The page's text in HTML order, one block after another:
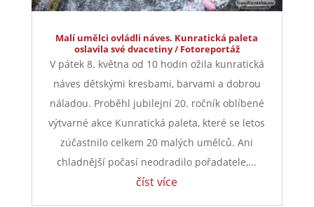
Malí umělci ovládli náves. Kunratická paleta
oslavila své dvacetiny / Fotoreportáž
V pátek 8. května od 10 hodin ožila kunratická
náves dětskými kresbami, barvami a dobrou
náladou. Proběhl jubilejní 20. ročník oblíbené
výtvarné akce Kunratická paleta, které se letos
zúčastnilo celkem 20 malých umělců. Ani
chladnější počasí neodradilo pořadatele,...
číst více